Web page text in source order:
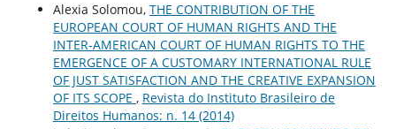
Alexia Solomou, THE CONTRIBUTION OF THE
EUROPEAN COURT OF HUMAN RIGHTS AND THE
INTER-AMERICAN COURT OF HUMAN RIGHTS TO THE
EMERGENCE OF A CUSTOMARY INTERNATIONAL RULE
OF JUST SATISFACTION AND THE CREATIVE EXPANSION
OF ITS SCOPE , Revista do Instituto Brasileiro de
Direitos Humanos: n. 14 (2014)